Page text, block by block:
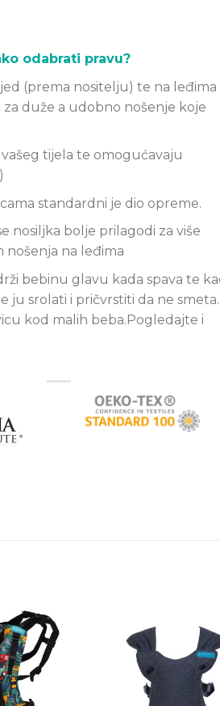
odabrati pravu?
(prema nositelju) te na leđima
duže a udobno nošenje koje
tijela te omogućavaju
standardni je dio opreme.
nosiljka bolje prilagodi za više
na leđima
bebinu glavu kada spava te
ju srolati i pričvrstiti da ne smeta.
kod malih beba.Pogledajte i